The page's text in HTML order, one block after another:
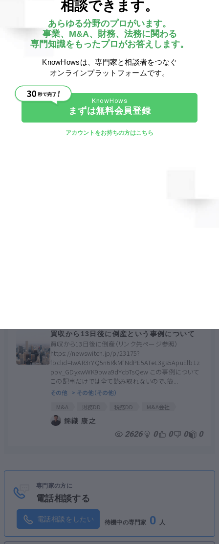
力いただき、作成頂きました。 動画はこちらから再生頂
ければと思います。 このONION社様のメンバーは非常
に細かく...
情報交換 > その他（情報交換）
KnowHows KnowHows公式
錦織 康之
1388 0
人間には順序があるというこの教えが教えて
くれたもの
薩摩藩の「侍」「藩士」の順序が教えてくれること この内
容はよくどこでも書かれているので、ご存知の方も多い
と思いますが、知らない方も多いので、ここに記載してい
面接方法
自己分析
買収から13日後に倒産という事例について
買収から13日後に倒産（リンク先ページ参照）
https://newswitch.jp/p/23175?
fbclid=IwAR3rYQ5n6RkMfNdPE5ATeL3gs5ApuEfb1z
ppv_GDyxwWK9pwa9dYcbTsQew この事例について
この記事だけでは全て読み取れないので、簡...
その他 > その他（その他）
M&A 財務DD 税務DD
M&A会社
M&A契約
事業DD
事業買収
錦織 康之
2626 0 0 0 0
専門家の方に
電話相談する
電話相談をしたい 待機中の専門家 0 人
相談できます。
あらゆる分野のプロがいます。
事業、M&A、財務、法務に関わる
専門知識をもったプロがお答えします。
KnowHowsは、専門家と相談者をつなぐ
オンラインプラットフォームです。
まずは無料会員登録
アカウントをお持ちの方はこちら